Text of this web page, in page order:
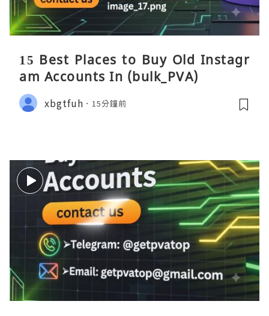
15 Best Places to Buy Old Instagr
am Accounts In (bulk_PVA)
xbgtfuh 15分鐘前